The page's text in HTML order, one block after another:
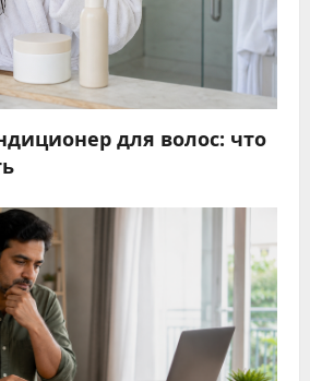
для волос: что